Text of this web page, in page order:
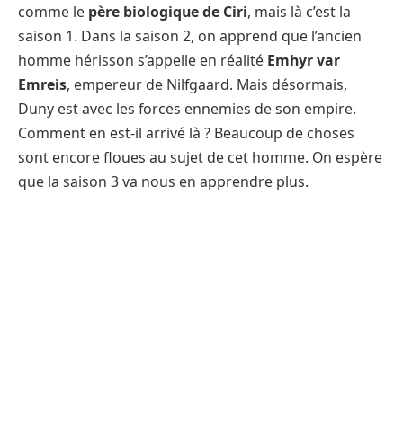
comme le père biologique de Ciri, mais là c’est la
saison 1. Dans la saison 2, on apprend que l’ancien
homme hérisson s’appelle en réalité Emhyr var
Emreis, empereur de Nilfgaard. Mais désormais,
Duny est avec les forces ennemies de son empire.
Comment en est-il arrivé là ? Beaucoup de choses
sont encore floues au sujet de cet homme. On espère
que la saison 3 va nous en apprendre plus.